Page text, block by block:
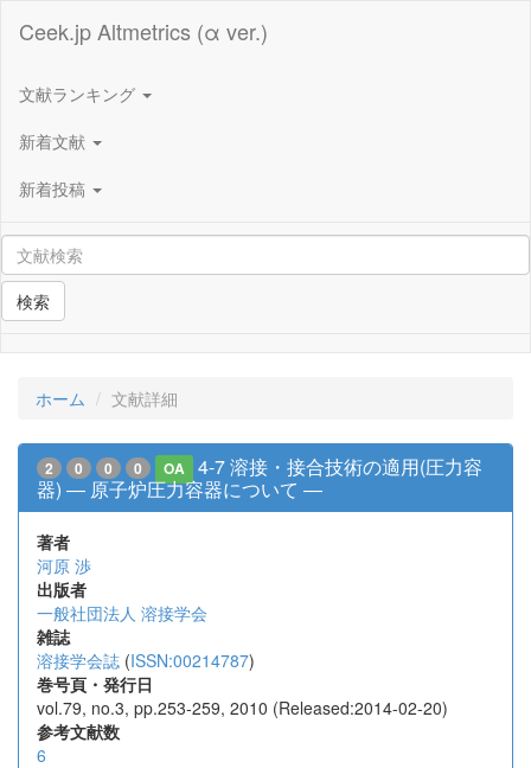
Ceek.jp Altmetrics (α ver.)
文献ランキング
新着文献
新着投稿
検索
ホーム 文献詳細
2 0 0 0 OA
4-7 溶接・接合技術の適用(圧力容
器) ― 原子炉圧力容器について ―
著者
河原 渉
出版者
一般社団法人 溶接学会
雑誌
溶接学会誌 (ISSN:00214787)
巻号頁・発行日
vol.79, no.3, pp.253-259, 2010 (Released:2014-02-20)
参考文献数
6